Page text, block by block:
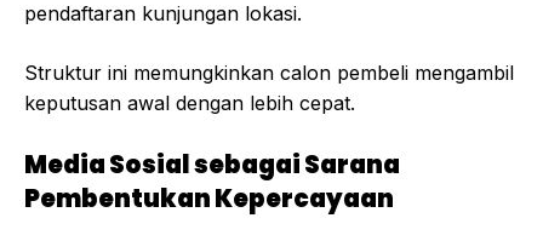
pendaftaran kunjungan lokasi.
Struktur ini memungkinkan calon pembeli mengambil
keputusan awal dengan lebih cepat.
Media Sosial sebagai Sarana
Pembentukan Kepercayaan